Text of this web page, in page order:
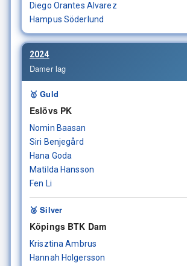
Diego Orantes Alvarez
Hampus Söderlund
2024
Damer lag
🥇 Guld
Eslövs PK
Nomin Baasan
Siri Benjegård
Hana Goda
Matilda Hansson
Fen Li
🥈 Silver
Köpings BTK Dam
Krisztina Ambrus
Hannah Holgersson